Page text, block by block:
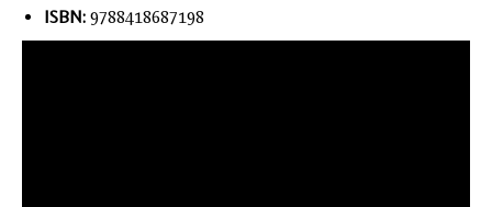
ISBN: 9788418687198